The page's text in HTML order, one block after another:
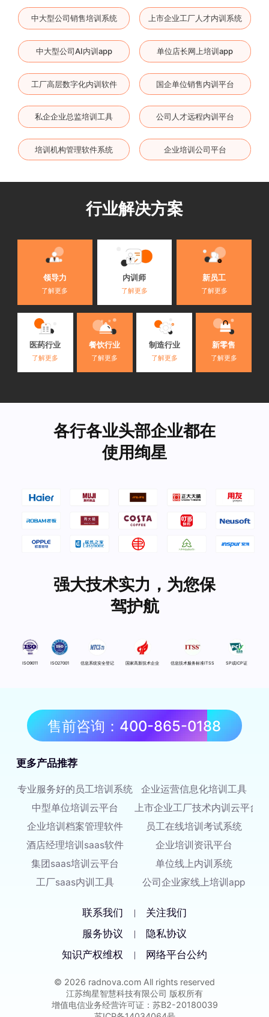
中大型公司销售培训系统 上市企业工厂人才内训系统
中大型公司AI内训app 单位店长网上培训app
工厂高层数字化内训软件 国企单位销售内训平台
私企企业总监培训工具 公司人才远程内训平台
培训机构管理软件系统 企业培训公司平台
行业解决方案
领导力
了解更多
内训师
了解更多
新员工
了解更多
医药行业
了解更多
餐饮行业
了解更多
制造行业
了解更多
新零售
了解更多
各行各业头部企业都在
使用绚星
强大技术实力，为您保
驾护航
ISO9011 ISO27001 信息系统安全登记 国家高新技术企业 信息技术服务标准ITSS SP或ICP证
售前咨询：400-865-0188
更多产品推荐
专业服务好的员工培训系统
企业运营信息化培训工具
中型单位培训云平台
上市企业工厂技术内训云平台
企业培训档案管理软件
员工在线培训考试系统
酒店经理培训saas软件
企业培训资讯平台
集团saas培训云平台
单位线上内训系统
工厂saas内训工具
公司企业家线上培训app
联系我们 |
关注我们
服务协议
|
隐私协议
知识产权维权
| 网络平台公约
© 2026 radnova.com All rights reserved
江苏绚星智慧科技有限公司 版权所有
增值电信业务经营许可证：苏B2-20180039